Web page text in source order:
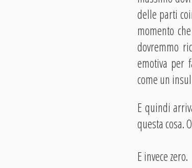
delle parti
momento
dovremmo
emotiva per
come un
E quindi
questa cosa.
E invece zero.